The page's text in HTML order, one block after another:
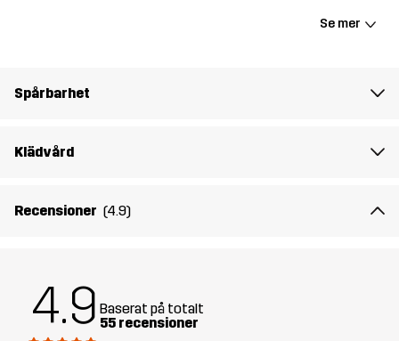
perfekt både som ett mellanlager och precis som den är. Oavsett
Passform
Material 1 56% Bomull, 40% Viskos, 4% Elastan
Skapad för VARDAG
Se mer
Spårbarhet
Klädvård
Recensioner (4.9)
4.9 Baserat på totalt
55 recensioner